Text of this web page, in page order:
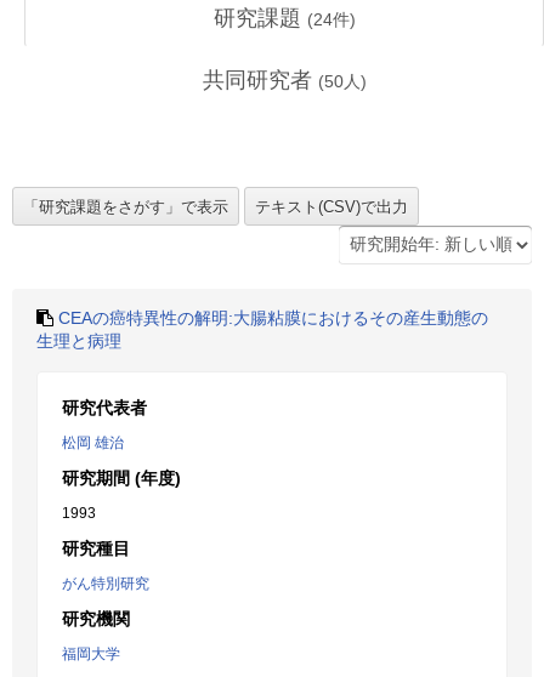
研究課題 (24件)
共同研究者 (50人)
CEAの癌特異性の解明:大腸粘膜におけるその産生動態の
生理と病理
研究代表者
松岡 雄治
研究期間 (年度)
1993
研究種目
がん特別研究
研究機関
福岡大学